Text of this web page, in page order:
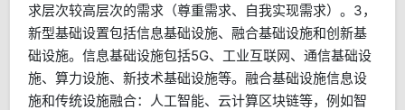
求层次较高层次的需求（尊重需求、自我实现需求）。3，
新型基础设置包括信息基础设施、融合基础设施和创新基
础设施。信息基础设施包括5G、工业互联网、通信基础设
施、算力设施、新技术基础设施等。融合基础设施信息设
施和传统设施融合：人工智能、云计算区块链等，例如智